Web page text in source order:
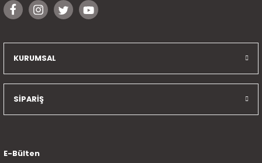
KURUMSAL
SİPARİŞ
E-Bülten